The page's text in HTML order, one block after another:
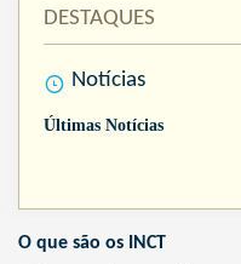
DESTAQUES
Notícias
Últimas Notícias
O que são os INCT